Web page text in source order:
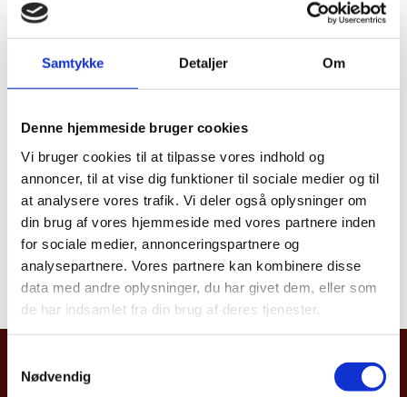
Samtykke Detaljer Om
Denne hjemmeside bruger cookies
Vi bruger cookies til at tilpasse vores indhold og
annoncer, til at vise dig funktioner til sociale medier og til
at analysere vores trafik. Vi deler også oplysninger om
din brug af vores hjemmeside med vores partnere inden
for sociale medier, annonceringspartnere og
analysepartnere. Vores partnere kan kombinere disse
data med andre oplysninger, du har givet dem, eller som
de har indsamlet fra din brug af deres tjenester.
Nødvendig
dont la critique de cinéma peut contribuer à élever la
international, en s’appuyant sur les exemples danois
comme Lars v. Trier, Thomas Vinterberg et Susanne
programme sur: http://www.eunic-algeria.com/
Jil Cilima offre, dans le cadre de l’EUNIC, une semaine
de rencontres des critiques de cinéma en Algérie.Visé
vers la critique cinématographique, les évènements
faciliteront la discussion sur plusieurs thématiques
pertinents à travers de films contemporains et
anciens.
Ambassade Royale du Danemark